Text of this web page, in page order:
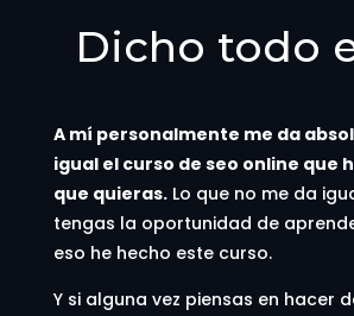
Dicho todo
A mí personalmente me da
igual el curso de seo online que
que quieras.Lo que no me da
tengas la oportunidad de
eso he hecho este curso.
Y si alguna vez piensas en hacer